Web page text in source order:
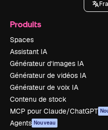
Produits
Spaces
Assistant IA
Générateur d’images IA
Générateur de vidéos IA
Générateur de voix IA
Contenu de stock
MCP pour Claude/ChatGPT
Agents Nouveau